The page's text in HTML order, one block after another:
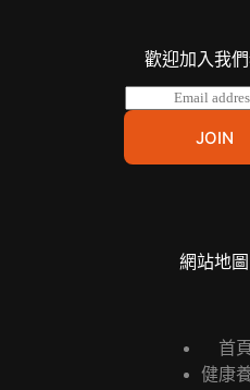
歡迎加入我
m
l
JOIN
網站地圖
首頁
健康